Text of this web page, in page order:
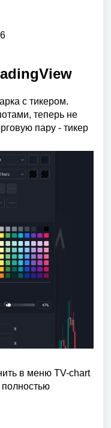
с тикером.
теперь не
пару - тикер
в меню TV-chart